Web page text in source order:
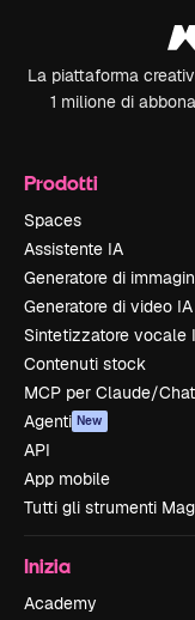
La piattaforma
1 milione di
Prodotti
Spaces
Assistente IA
Generatore di
Generatore di video IA
Sintetizzatore vocale
Contenuti stock
MCP per Claude/
Agenti New
API
App mobile
Tutti gli strumenti
Inizia
Academy